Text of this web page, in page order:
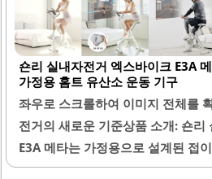
는 즈위프트와 호환되어 다양한 실
점이 있습니다. 조립이 비교적 간단
할 수 있으며, 튼튼한 구조로 안정적
장과 핸들은 사용자의 체형에 맞춰
동을 지원합니다.이 자전거는 소음
기에 적합하며, 다양한 운동 강도를
터 숙련자까지 모두에게 적합합니
숀리 실내자전거 엑스바이크 E3A
가정용 홈트 유산소 운동 기구
좌우로 스크롤하여 이미지 전체를
전거의 새로운 기준상품 소개: 숀리
E3A 메타는 가정용으로 설계된 접
소 운동을 위한 최적의 선택입니다.